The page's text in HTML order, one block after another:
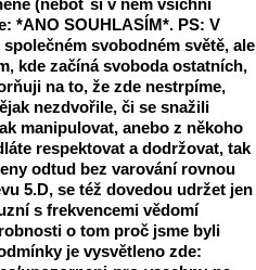
*ANO SOUHLASÍM*. PS: V
svobodném světě, ale
kde začíná svoboda ostatních,
na to, že zde nestrpíme,
nezdvořile, či se snažili
manipulovat, anebo z někoho
respektovat a dodržovat, tak
odtud bez varování rovnou
5.D, se též dovedou udržet jen
s frekvencemi vědomí
o tom proč jsme byli
je vysvětleno zde: